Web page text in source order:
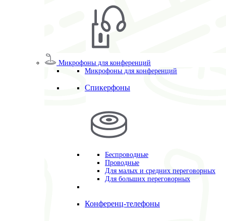
Микрофоны для конференций
Микрофоны для конференций
Спикерфоны
Беспроводные
Проводные
Для малых и средних переговорных
Для больших переговорных
Конференц-телефоны